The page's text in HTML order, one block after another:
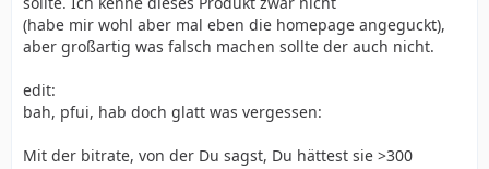
(habe mir wohl aber mal eben die homepage angeguckt),
aber großartig was falsch machen sollte der auch nicht.
edit:
bah, pfui, hab doch glatt was vergessen:
Mit der bitrate, von der Du sagst, Du hättest sie >300